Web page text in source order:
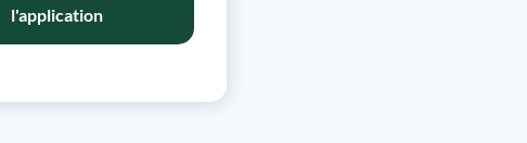
l'application